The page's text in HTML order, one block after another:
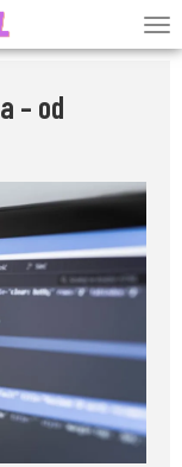
– od